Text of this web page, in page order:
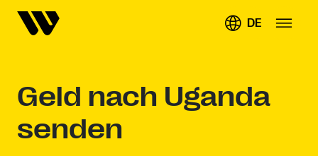
DE
Geld nach Uganda
senden